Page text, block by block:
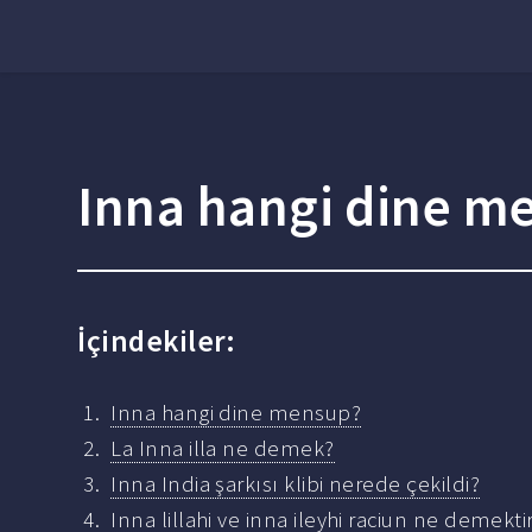
Inna hangi dine
İçindekiler:
Inna hangi dine mensup?
La Inna illa ne demek?
Inna India şarkısı klibi nerede çekildi?
Inna lillahi ve inna ileyhi raciun ne